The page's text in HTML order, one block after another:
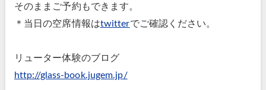
そのままご予約もできます。
＊当日の空席情報はtwitterでご確認ください。
リューター体験のブログ
http://glass-book.jugem.jp/